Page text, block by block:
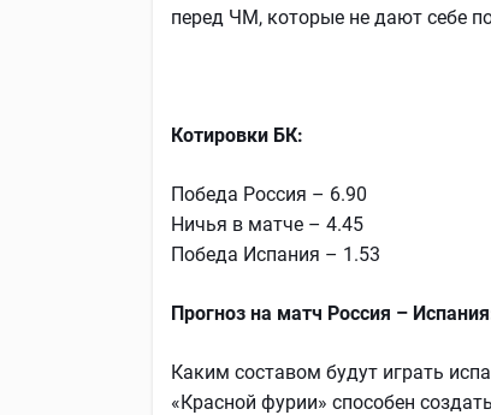
перед ЧМ, которые не дают себе
Котировки БК:
Победа Россия – 6.90
Ничья в матче – 4.45
Победа Испания – 1.53
Прогноз на матч Россия –
Каким составом будут играть
«Красной фурии» способен